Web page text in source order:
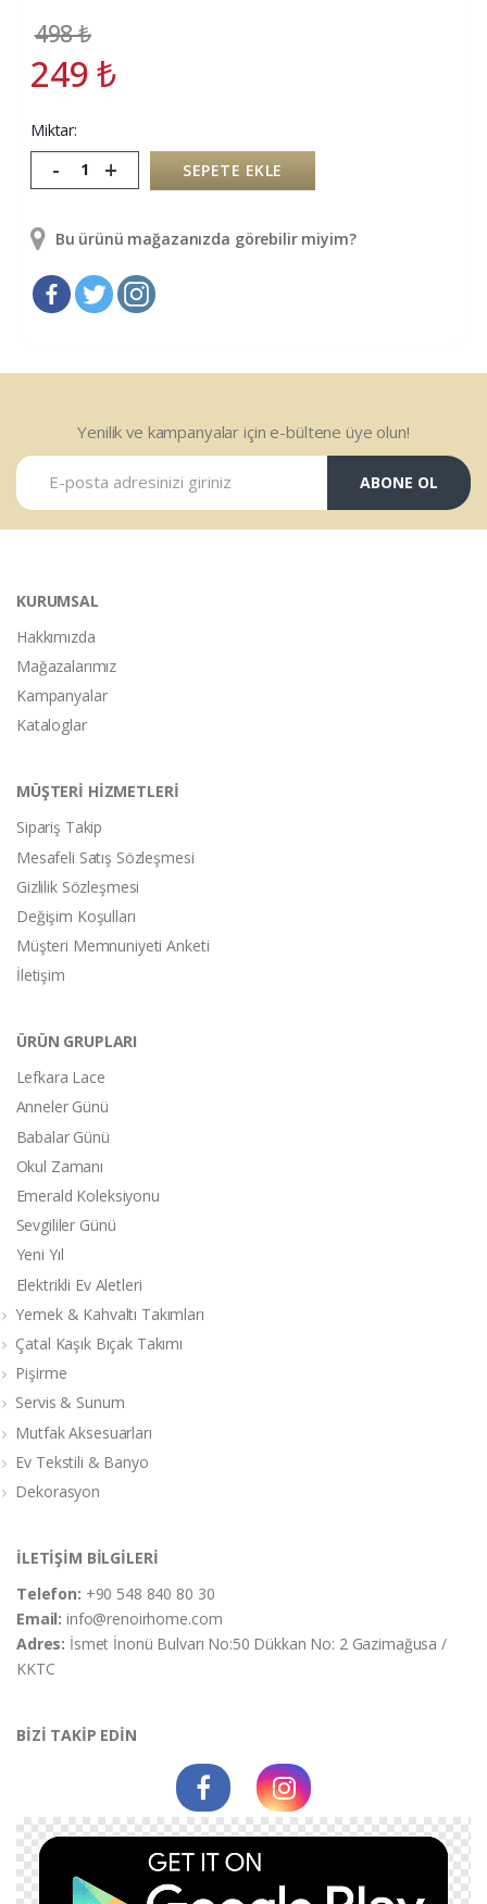
498₺
249₺
Miktar:
- + SEPETE EKLE
Bu ürünü mağazanızda görebilir miyim?
Yenilik ve kampanyalar için e-bültene üye olun!
ABONE OL
KURUMSAL
Hakkımızda
Mağazalarımız
Kampanyalar
Kataloglar
MÜŞTERİ HİZMETLERİ
Sipariş Takip
Mesafeli Satış Sözleşmesi
Gizlilik Sözleşmesi
Değişim Koşulları
Müşteri Memnuniyeti Anketi
İletişim
ÜRÜN GRUPLARI
Lefkara Lace
Anneler Günü
Babalar Günü
Okul Zamanı
Emerald Koleksiyonu
Sevgililer Günü
Yeni Yıl
Elektrikli Ev Aletleri
Yemek & Kahvaltı Takımları
Çatal Kaşık Bıçak Takımı
Pişirme
Servis & Sunum
Mutfak Aksesuarları
Ev Tekstili & Banyo
Dekorasyon
İLETİŞİM BİLGİLERİ
Telefon: +90 548 840 80 30
Email:info@renoirhome.com
Adres: İsmet İnonü Bulvarı No:50 Dükkan No: 2 Gazimağusa /
KKTC
BİZİ TAKİP EDİN